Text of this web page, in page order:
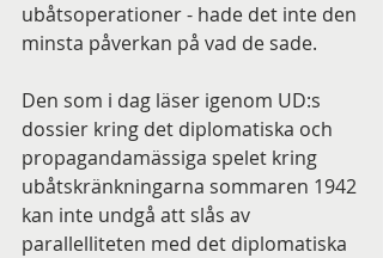
ubåtsoperationer - hade det inte den
minsta påverkan på vad de sade.
Den som i dag läser igenom UD:s
dossier kring det diplomatiska och
propagandamässiga spelet kring
ubåtskränkningarna sommaren 1942
kan inte undgå att slås av
parallelliteten med det diplomatiska